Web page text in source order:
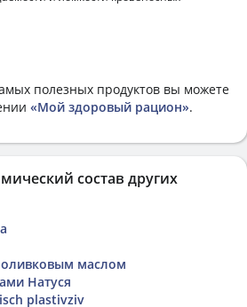
полезных продуктов вы можете
«Мой здоровый рацион».
состав других
маслом
Натуся
plastivziv